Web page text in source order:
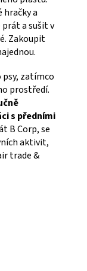
a
prát a sušit v
Zakoupit
psy, zatímco
prostředí.
s předními
B Corp, se
aktivit,
trade &